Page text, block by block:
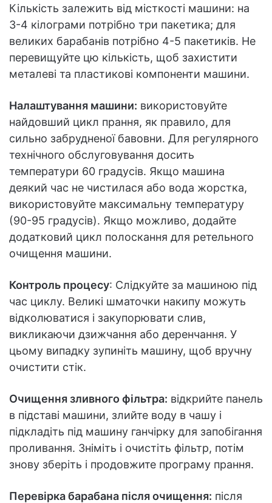
Кількість залежить від місткості машини: на
3-4 кілограми потрібно три пакетика; для
великих барабанів потрібно 4-5 пакетиків. Не
перевищуйте цю кількість, щоб захистити
металеві та пластикові компоненти машини.
Налаштування машини: використовуйте
найдовший цикл прання, як правило, для
сильно забрудненої бавовни. Для регулярного
технічного обслуговування досить
температури 60 градусів. Якщо машина
деякий час не чистилася або вода жорстка,
використовуйте максимальну температуру
(90-95 градусів). Якщо можливо, додайте
додатковий цикл полоскання для ретельного
очищення машини.
Контроль процесу: Слідкуйте за машиною під
час циклу. Великі шматочки накипу можуть
відколюватися і закупорювати слив,
викликаючи дзижчання або деренчання. У
цьому випадку зупиніть машину, щоб вручну
очистити стік.
Очищення зливного фільтра: відкрийте панель
в підставі машини, злийте воду в чашу і
підкладіть під машину ганчірку для запобігання
проливання. Зніміть і очистіть фільтр, потім
знову зберіть і продовжите програму прання.
Перевірка барабана після очищення: після